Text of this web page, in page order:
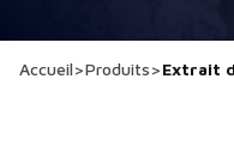
Accueil>Produits>Extrait